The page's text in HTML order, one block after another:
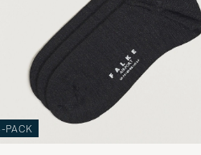
PACK